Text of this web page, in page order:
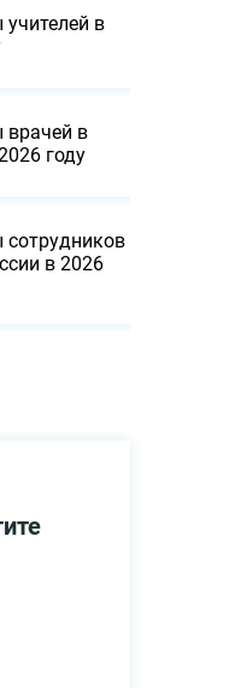
в
врачей в
году
сотрудников
в 2026